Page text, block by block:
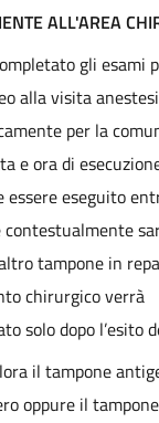
ALL'AREA
gli esami
alla visita
per la
e ora di
essere eseguito
contestualmente
tampone in
chirurgico verrà
solo dopo l’esito
il tampone
oppure il